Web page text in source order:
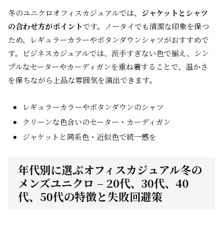
冬のユニクロオフィスカジュアルでは、 ジャケットとシャツ
の合わせ方がポイントです。ノータイでも清潔な印象を保つ
ため、レギュラーカラーやボタンダウンシャツがおすすめで
す。ビジネスカジュアルでは、派手すぎない色で揃え、シン
プルなセーターやカーディガンを重ね着することで、温かさ
を保ちながら上品な雰囲気を演出できます。
レギュラーカラーやボタンダウンのシャツ
クリーンな色合いのセーター・カーディガン
ジャケットと同系色・近似色で統一感を
年代別に選ぶオフィスカジュアル冬の
メンズユニクロ – 20代、30代、40
代、50代の特徴と失敗回避策